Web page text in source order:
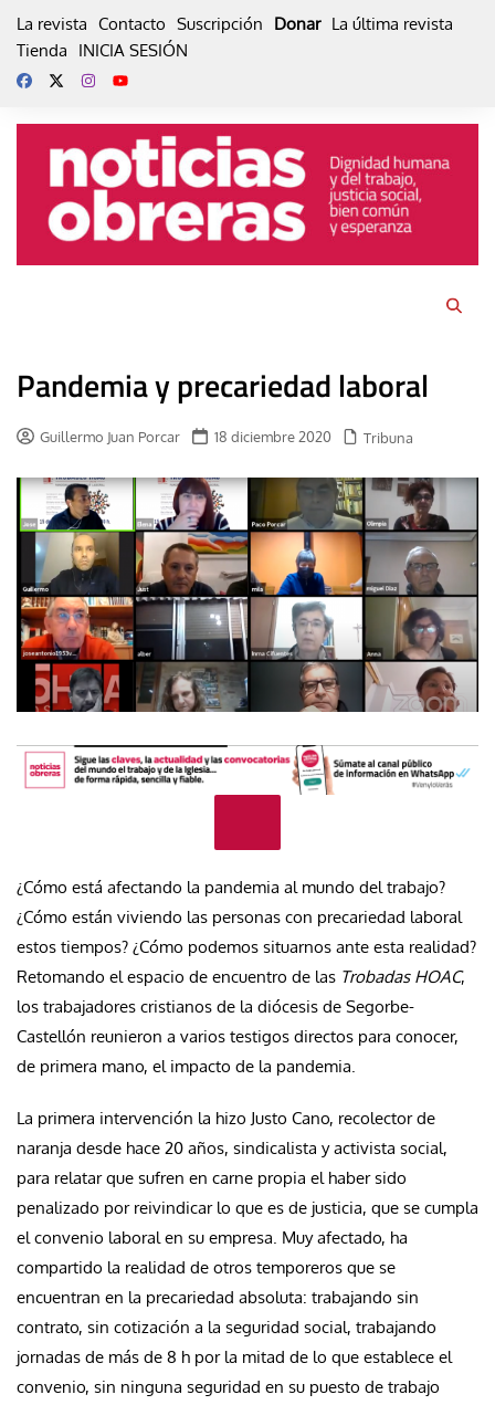
La revista Contacto Suscripción Donar La última revista
Tienda
INICIA SESIÓN
Pandemia y precariedad laboral
Guillermo Juan Porcar 18 diciembre 2020 Tribuna
¿Cómo está afectando la pandemia al mundo del trabajo?
¿Cómo están viviendo las personas con precariedad laboral
estos tiempos? ¿Cómo podemos situarnos ante esta realidad?
Retomando el espacio de encuentro de las Trobadas HOAC,
los trabajadores cristianos de la diócesis de Segorbe-
Castellón reunieron a varios testigos directos para conocer,
de primera mano, el impacto de la pandemia.
La primera intervención la hizo Justo Cano, recolector de
naranja desde hace 20 años, sindicalista y activista social,
para relatar que sufren en carne propia el haber sido
penalizado por reivindicar lo que es de justicia, que se cumpla
el convenio laboral en su empresa. Muy afectado, ha
compartido la realidad de otros temporeros que se
encuentran en la precariedad absoluta: trabajando sin
contrato, sin cotización a la seguridad social, trabajando
jornadas de más de 8 h por la mitad de lo que establece el
convenio, sin ninguna seguridad en su puesto de trabajo